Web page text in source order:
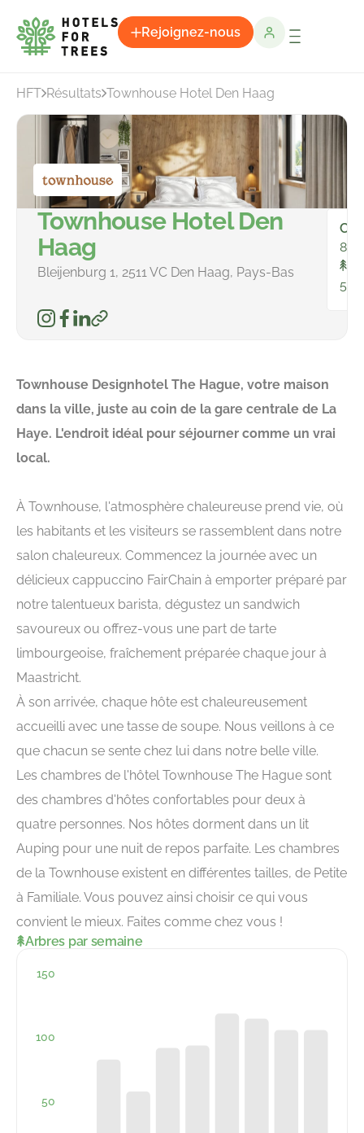
Rejoignez-nous
HFT Résultats Townhouse Hotel Den Haag
Townhouse Hotel Den
Haag
Bleijenburg 1, 2511 VC Den Haag, Pays-Bas
88
Townhouse Designhotel The Hague, votre maison
dans la ville, juste au coin de la gare centrale de La
Haye. L'endroit idéal pour séjourner comme un vrai
local.
À Townhouse, l'atmosphère chaleureuse prend vie, où
les habitants et les visiteurs se rassemblent dans notre
salon chaleureux. Commencez la journée avec un
délicieux cappuccino FairChain à emporter préparé par
notre talentueux barista, dégustez un sandwich
savoureux ou offrez-vous une part de tarte
limbourgeoise, fraîchement préparée chaque jour à
Maastricht.
À son arrivée, chaque hôte est chaleureusement
accueilli avec une tasse de soupe. Nous veillons à ce
que chacun se sente chez lui dans notre belle ville.
Les chambres de l'hôtel Townhouse The Hague sont
des chambres d'hôtes confortables pour deux à
quatre personnes. Nos hôtes dorment dans un lit
Auping pour une nuit de repos parfaite. Les chambres
de la Townhouse existent en différentes tailles, de Petite
à Familiale. Vous pouvez ainsi choisir ce qui vous
convient le mieux. Faites comme chez vous !
Arbres par semaine